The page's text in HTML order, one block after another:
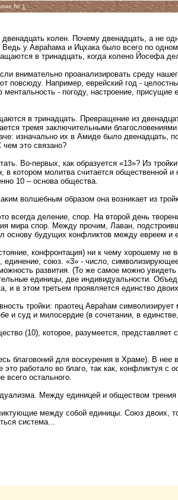
№1
колен. Почему двенадцать, а не
у Авраhама и Ицхака было всего по
в тринадцать, когда колено Йосефа
внимательно проанализировать среду
повсюду. Например, еврейский год -
- погоду, настроение,
в тринадцать. Превращение из
тремя заключительными
изначально их в Амиде было двенадцать,
чем это связано?
Во-первых, как образуется «13»? Из
котором молитва считается общественной
10 – основа общества.
волшебным образом она возникает из
всегда деление, спор. На второй день
мира спор. Между прочим, Лаван,
основу будущих конфликтов между евреем и
конфронтация) ни к чему хорошему не
единение, союз. «3» - число,
развития. (То же самое можно
единицы, две индивидуальности.
и в этом третьем проявляется единство
тройки: праотец Авраhам символизирует
и суд и милосердие (в сочетании, в
(10), которое, разумеется,
благовоний для воскурения в Храме). В
работало во благо, так как, конфликтуя
всего остального.
Между единицей и обществом трения
между собой единицы. Союз двоих,
система...